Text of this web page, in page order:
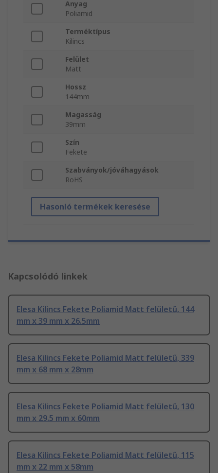
Anyag
Poliamid
Terméktípus
Kilincs
Felület
Matt
Hossz
144mm
Magasság
39mm
Szín
Fekete
Szabványok/jóváhagyások
RoHS
Hasonló termékek keresése
Kapcsolódó linkek
Elesa Kilincs Fekete Poliamid Matt felületű, 144
mm x 39 mm x 26.5mm
Elesa Kilincs Fekete Poliamid Matt felületű, 339
mm x 68 mm x 28mm
Elesa Kilincs Fekete Poliamid Matt felületű, 130
mm x 29.5 mm x 60mm
Elesa Kilincs Fekete Poliamid Matt felületű, 115
mm x 22 mm x 58mm